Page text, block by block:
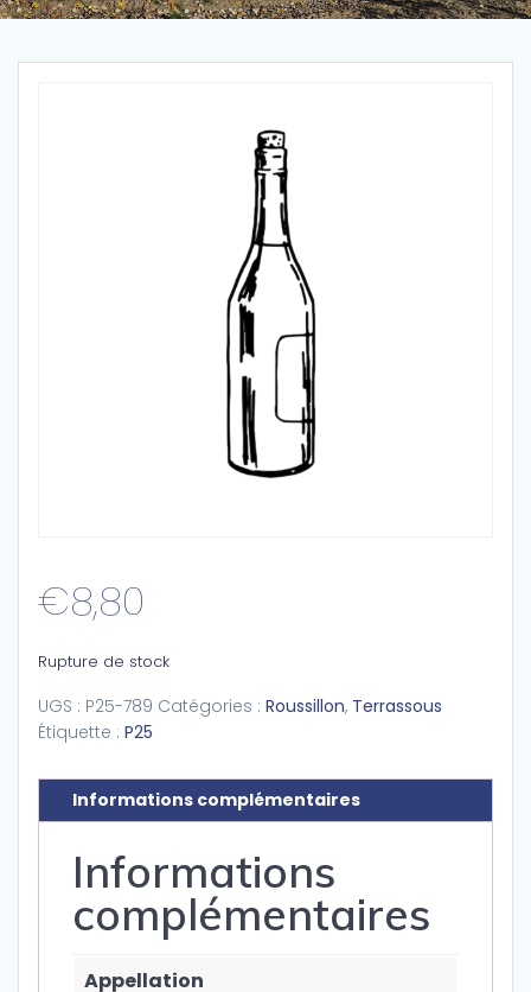
€8,80
Rupture de stock
UGS : P25-789 Catégories : Roussillon, Terrassous
Étiquette : P25
Informations complémentaires
Informations
complémentaires
Appellation